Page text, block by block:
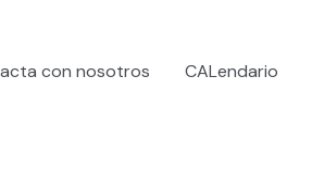
con nosotros
CALendario